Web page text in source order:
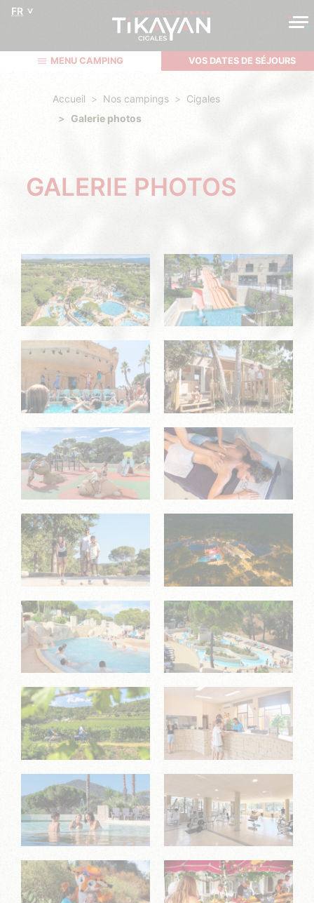
FR
MENU CAMPING VOS DATES DE SÉJOURS
Accueil Nos campings
Cigales
Galerie photos
GALERIE PHOTOS